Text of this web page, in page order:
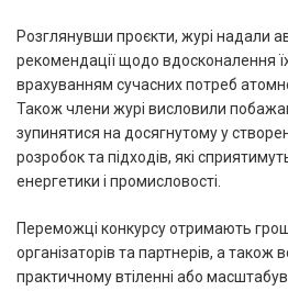
Розглянувши проєкти, журі надали
рекомендації щодо вдосконалення
врахуванням сучасних потреб атомної
Також члени журі висловили
зупинятися на досягнутому у
розробок та підходів, які
енергетики і промисловості.
Переможці конкурсу отримають
організаторів та партнерів, а також
практичному втіленні або